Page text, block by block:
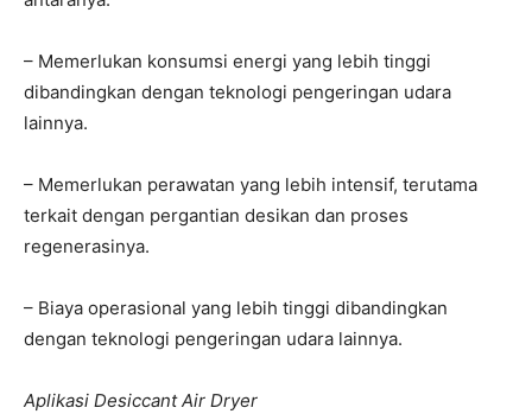
– Memerlukan konsumsi energi yang lebih tinggi
dibandingkan dengan teknologi pengeringan udara
lainnya.
– Memerlukan perawatan yang lebih intensif, terutama
terkait dengan pergantian desikan dan proses
regenerasinya.
– Biaya operasional yang lebih tinggi dibandingkan
dengan teknologi pengeringan udara lainnya.
Aplikasi Desiccant Air Dryer